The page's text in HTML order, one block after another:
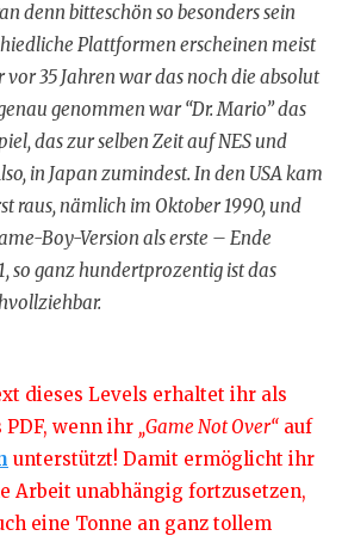
denn bitteschön so besonders sein
Plattformen erscheinen meist
vor 35 Jahren war das noch die absolut
genommen war “Dr. Mario” das
das zur selben Zeit auf NES und
in Japan zumindest. In den USA kam
raus, nämlich im Oktober 1990, und
Boy-Version als erste – Ende
so ganz hundertprozentig ist das
dieses Levels erhaltet ihr als
wenn ihr „Game Not Over“ auf
unterstützt! Damit ermöglicht ihr
Arbeit unabhängig fortzusetzen,
eine Tonne an ganz tollem